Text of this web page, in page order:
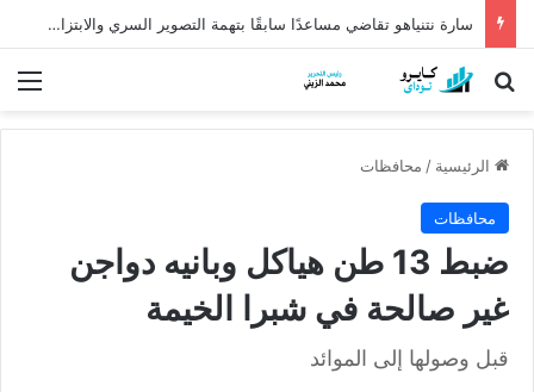
سارة نتنياهو تقاضي مساعدًا سابقًا بتهمة التصوير السري والابتزاز داخل مقر
بحث عن
الرئيسية / محافظات
محافظات
ضبط 13 طن هياكل وبانيه دواجن
غير صالحة في شبرا الخيمة
قبل وصولها إلى الموائد